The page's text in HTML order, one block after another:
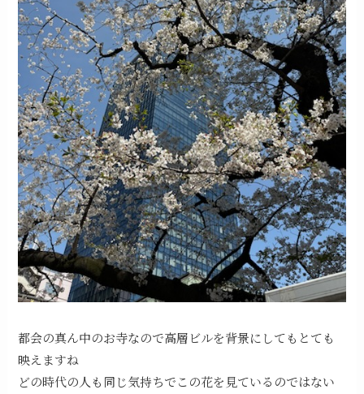
都会の真ん中のお寺なので高層ビルを背景にしてもとても
映えますね
どの時代の人も同じ気持ちでこの花を見ているのではない